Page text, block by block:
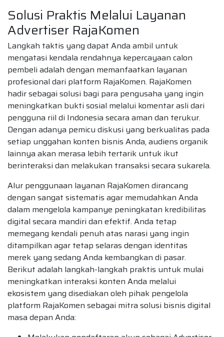
Solusi Praktis Melalui Layanan
Advertiser RajaKomen
Langkah taktis yang dapat Anda ambil untuk
mengatasi kendala rendahnya kepercayaan calon
pembeli adalah dengan memanfaatkan layanan
profesional dari platform RajaKomen. RajaKomen
hadir sebagai solusi bagi para pengusaha yang ingin
meningkatkan bukti sosial melalui komentar asli dari
pengguna riil di Indonesia secara aman dan terukur.
Dengan adanya pemicu diskusi yang berkualitas pada
setiap unggahan konten bisnis Anda, audiens organik
lainnya akan merasa lebih tertarik untuk ikut
berinteraksi dan melakukan transaksi secara sukarela.
Alur penggunaan layanan RajaKomen dirancang
dengan sangat sistematis agar memudahkan Anda
dalam mengelola kampanye peningkatan kredibilitas
digital secara mandiri dan efektif. Anda tetap
memegang kendali penuh atas narasi yang ingin
ditampilkan agar tetap selaras dengan identitas
merek yang sedang Anda kembangkan di pasar.
Berikut adalah langkah-langkah praktis untuk mulai
meningkatkan interaksi konten Anda melalui
ekosistem yang disediakan oleh pihak pengelola
platform RajaKomen sebagai mitra solusi bisnis digital
masa depan Anda: